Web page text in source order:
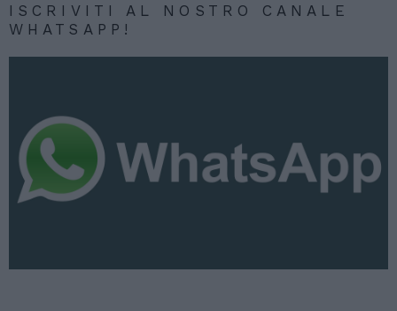
ISCRIVITI AL NOSTRO CANALE
WHATSAPP!